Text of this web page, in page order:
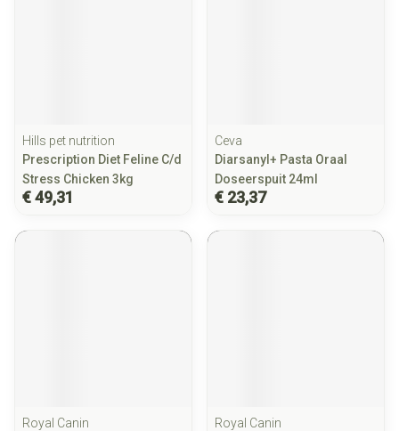
Hills pet nutrition
Prescription Diet Feline C/d
Stress Chicken 3kg
€ 49,31
Ceva
Diarsanyl+ Pasta Oraal
Doseerspuit 24ml
€ 23,37
Royal Canin
Royal Canin